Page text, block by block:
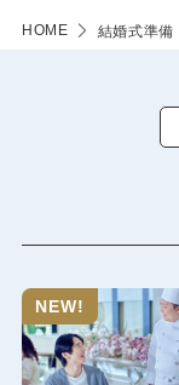
HOME 結婚式準備
NEW!